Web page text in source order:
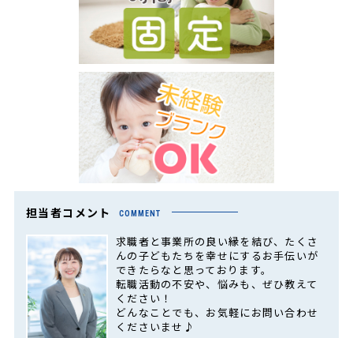
担当者コメント COMMENT
求職者と事業所の良い縁を結び、たくさ
んの子どもたちを幸せにするお手伝いが
できたらなと思っております。
転職活動の不安や、悩みも、ぜひ教えて
ください！
どんなことでも、お気軽にお問い合わせ
くださいませ♪